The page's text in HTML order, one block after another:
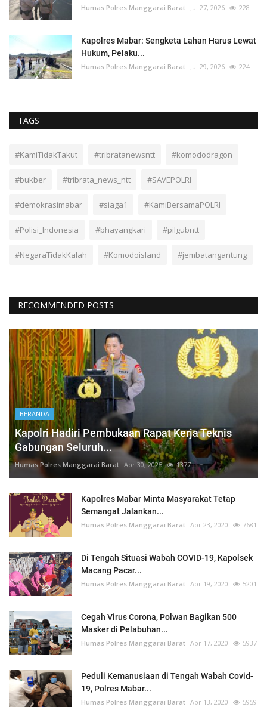
Humas Polres Manggarai Barat Jul 27, 2026 228
Kapolres Mabar: Sengketa Lahan Harus Lewat
Hukum, Pelaku...
Humas Polres Manggarai Barat Jul 29, 2026 224
TAGS
#KamiTidakTakut #tribratanewsntt #komododragon
#bukber #tribrata_news_ntt #SAVEPOLRI
#demokrasimabar #siaga1 #KamiBersamaPOLRI
#Polisi_Indonesia #bhayangkari #pilgubntt
#NegaraTidakKalah #Komodoisland #jembatangantung
RECOMMENDED POSTS
BERANDA
Kapolri Hadiri Pembukaan Rapat Kerja Teknis
Gabungan Seluruh...
Humas Polres Manggarai Barat Apr 30, 2025 1377
Kapolres Mabar Minta Masyarakat Tetap
Semangat Jalankan...
Humas Polres Manggarai Barat Apr 23, 2020 7681
Di Tengah Situasi Wabah COVID-19, Kapolsek
Macang Pacar...
Humas Polres Manggarai Barat Apr 19, 2020 5201
Cegah Virus Corona, Polwan Bagikan 500
Masker di Pelabuhan...
Humas Polres Manggarai Barat Apr 17, 2020 5937
Peduli Kemanusiaan di Tengah Wabah Covid-
19, Polres Mabar...
Humas Polres Manggarai Barat Apr 13, 2020 5959